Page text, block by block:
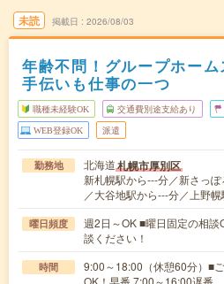
未読 掲載日 2026/08/03
年齢不問！グループホー
手伝いも仕事の一つ
職種未経験OK 交通費別途支給あり
WEB登録OK 派遣
勤務地 北海道札幌市厚別区
新札幌駅から---分／新さっ
／大谷地駅から---分／上野
曜日頻度
週2日～OK ■曜日固定の相
談ください！
時間
9:00～18:00（休憩60分）■